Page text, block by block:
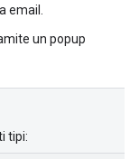
email.
un popup
tipi: